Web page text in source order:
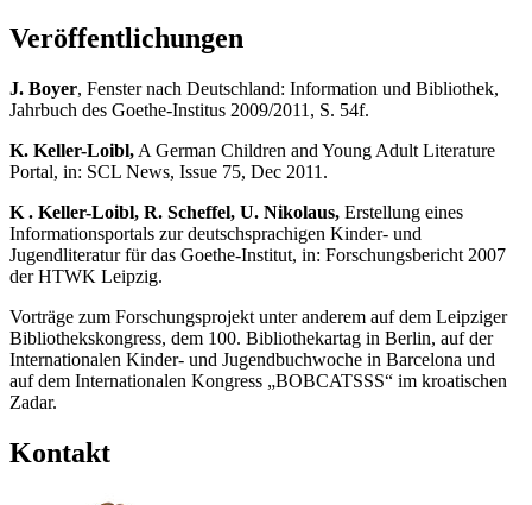
Veröffentlichungen
J. Boyer, Fenster nach Deutschland: Information und Bibliothek,
Jahrbuch des Goethe-Institus 2009/2011, S. 54f.
K. Keller-Loibl, A German Children and Young Adult Literature
Portal, in: SCL News, Issue 75, Dec 2011.
K . Keller-Loibl, R. Scheffel, U. Nikolaus, Erstellung eines
Informationsportals zur deutschsprachigen Kinder- und
Jugendliteratur für das Goethe-Institut, in: Forschungsbericht 2007
der HTWK Leipzig.
Vorträge zum Forschungsprojekt unter anderem auf dem Leipziger
Bibliothekskongress, dem 100. Bibliothekartag in Berlin, auf der
Internationalen Kinder- und Jugendbuchwoche in Barcelona und
auf dem Internationalen Kongress „BOBCATSSS“ im kroatischen
Zadar.
Kontakt